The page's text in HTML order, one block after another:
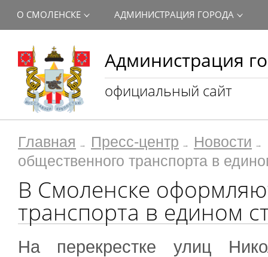
Администрация
официальный сайт
О СМОЛЕНСКЕ АДМИНИСТРАЦИЯ ГОРОДА
Главная Пресс-центр Новости
общественного транспорта в
В Смоленске
транспорта в едином
На перекрестке улиц